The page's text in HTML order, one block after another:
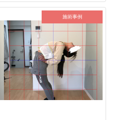
施術事例